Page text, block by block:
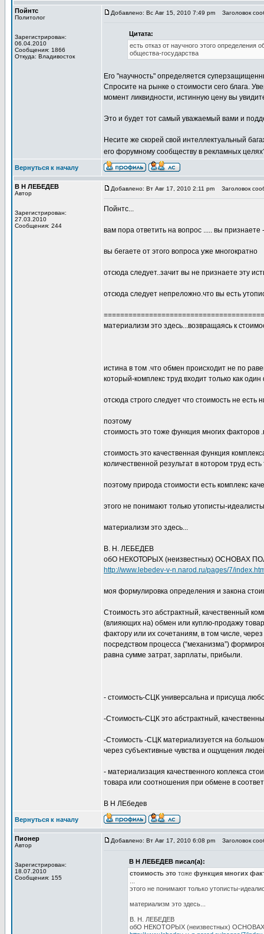
Пойнтс
Политолог
Зарегистрирован:
06.04.2010
Сообщения: 1866
Откуда: Владивосток
Добавлено: Вс Авг 15, 2010 7:49 pm Заголовок
Цитата:
есть отказ от научного этого определения
общества-государства
Его "научность" определяется
Спросите на рынке о стоимости сего блага.
момент ликвидности, истинную цену вы
Это и будет тот самый уважаемый вами и
Несите же скорей свой интеллектуальный
его форумному сообществу в рекламных
Вернуться к началу
В Н ЛЕБЕДЕВ
Автор
Зарегистрирован:
27.03.2010
Сообщения: 244
Добавлено: Вт Авг 17, 2010 2:11 pm Заголовок
Пойнтс...
вам пора ответить на вопрос ..... вы признаете
вы бегаете от этого вопроса уже многократно
отсюда следует..зачит вы не признаете эту
отсюда следует непреложно.что вы есть
материализм это здесь...возвращаясь к
истина в том .что обмен происходит не по
который-комплекс труд входит только как
отсюда строго следует что стоимость не
поэтому
стоимость это тоже функция многих факторов
стоимость это качественная функция
количественной результат в котором труд
поэтому природа стоимости есть комплекс
этого не понимают только утописты-
материализм это здесь...
В. Н. ЛЕБЕДЕВ
обО НЕКОТОРЫХ (неизвестных) ОСНОВАХ
http://www.lebedev-v-n.narod.ru/pages/7/
моя формулировка определения и закона
Стоимость это абстрактный, качественный
(влияющих на) обмен или куплю-продажу
фактору или их сочетаниям, в том числе,
посредством процесса (“механизма”)
равна сумме затрат, зарплаты, прибыли.
- стоимость-СЦК универсальна и присуща
-Стоимость-СЦК это абстрактный,
-Стоимость -СЦК материализуется на
через субъективные чувства и ощущения
- материализация качественного коплекса
товара или соотношения при обмене в
В Н ЛЕбедев
Вернуться к началу
Пионер
Автор
Зарегистрирован:
18.07.2010
Сообщения: 155
Добавлено: Вт Авг 17, 2010 6:08 pm Заголовок
В Н ЛЕБЕДЕВ писал(а):
стоимость это тоже функция многих
этого не понимают только утописты-
материализм это здесь...
В. Н. ЛЕБЕДЕВ
обО НЕКОТОРЫХ (неизвестных)